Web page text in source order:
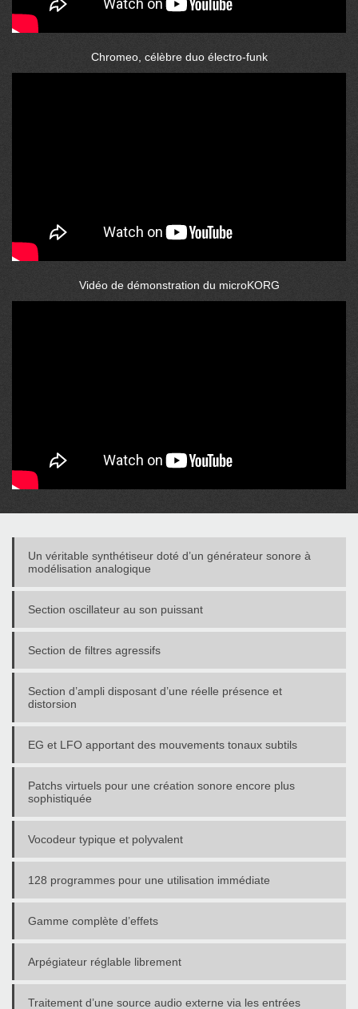
Chromeo, célèbre duo électro-funk
Vidéo de démonstration du microKORG
Un véritable synthétiseur doté d’un générateur sonore à
modélisation analogique
Section oscillateur au son puissant
Section de filtres agressifs
Section d’ampli disposant d’une réelle présence et
distorsion
EG et LFO apportant des mouvements tonaux subtils
Patchs virtuels pour une création sonore encore plus
sophistiquée
Vocodeur typique et polyvalent
128 programmes pour une utilisation immédiate
Gamme complète d’effets
Arpégiateur réglable librement
Traitement d’une source audio externe via les entrées